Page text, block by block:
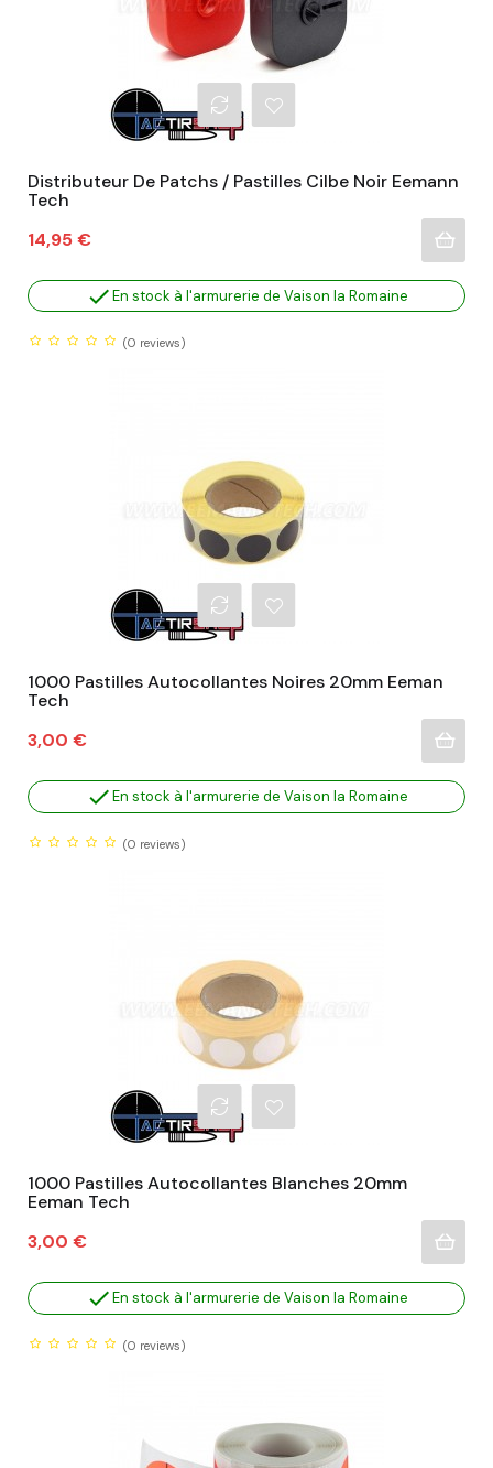
Distributeur De Patchs / Pastilles Cilbe Noir Eemann
Tech
Prix
14,95 €
En stock à l'armurerie de Vaison la Romaine
(0 reviews)
1000 Pastilles Autocollantes Noires 20mm Eeman
Tech
Prix
3,00 €
En stock à l'armurerie de Vaison la Romaine
(0 reviews)
1000 Pastilles Autocollantes Blanches 20mm
Eeman Tech
Prix
3,00 €
En stock à l'armurerie de Vaison la Romaine
(0 reviews)